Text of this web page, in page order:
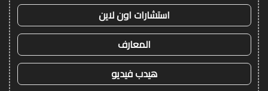
استشارات اون لاين
المعارف
هيدب فيديو